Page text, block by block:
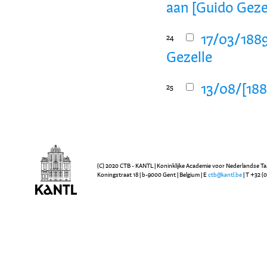
aan [Guido
24
17/03/
Gezelle
25 13/08/
(C) 2020 CTB - KANTL | Koninklijke Academie voor Nederlandse
Koningstraat 18 | b-9000 Gent | Belgium | E ctb@kantl.be | T +32